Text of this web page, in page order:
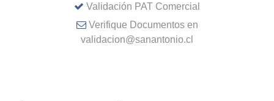
Validación PAT Comercial
Verifique Documentos en
validacion@sanantonio.cl